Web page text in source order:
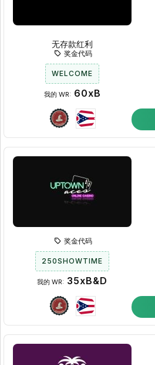
无存款红利
奖金代码
WELCOME
我的 WR: 60xB
奖金代码
250SHOWTIME
我的 WR: 35xB&D